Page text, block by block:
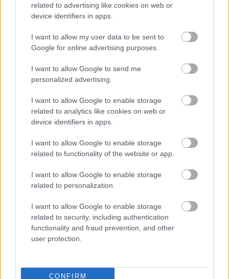
related to advertising like cookies on web or
device identifiers in apps.
I want to allow my user data to be sent to
Google for online advertising purposes.
I want to allow Google to send me
personalized advertising.
I want to allow Google to enable storage
related to analytics like cookies on web or
device identifiers in apps.
I want to allow Google to enable storage
related to functionality of the website or app.
I want to allow Google to enable storage
related to personalization.
I want to allow Google to enable storage
related to security, including authentication
functionality and fraud prevention, and other
user protection.
CONFIRM
kilométer vár mindenkire.
„Ami számomra a legörvendetesebb, hogy a tavaly
elkezdett munkánk gyümölcse beérni látszik azzal, hogy
megrendezésre kerül számukra a Challenge Kupa. A
tavaly ott indult párosok közül négyen már a rendes, profi
mezőnyben indulnak, azaz elmondható, ismét bővült a
tereprallyesok nagy családja”– közölte Garamvölgyi
Zoltán.
A nevezési listaittelérhető.